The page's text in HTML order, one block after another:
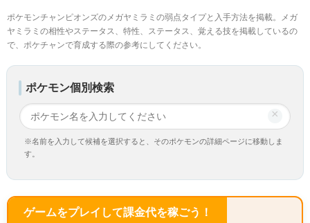
ポケモンチャンピオンズのメガヤミラミの弱点タイプと入手方法を掲載。メガ
ヤミラミの相性やステータス、特性、ステータス、覚える技を掲載しているの
で、ポケチャンで育成する際の参考にしてください。
ポケモン個別検索
×
※名前を入力して候補を選択すると、そのポケモンの詳細ページに移動しま
す。
ゲームをプレイして課金代を稼ごう！